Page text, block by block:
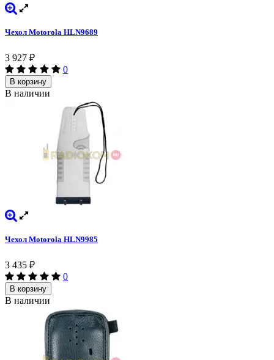
Чехол Motorola HLN9689
3 927 ₽
0
В корзину
В наличии
Чехол Motorola HLN9985
3 435 ₽
0
В корзину
В наличии